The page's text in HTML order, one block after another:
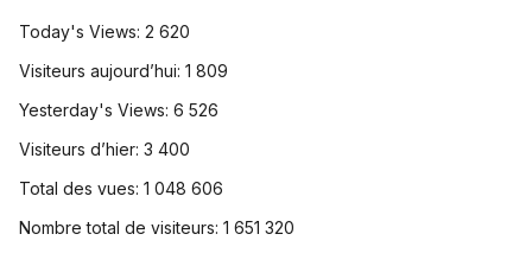
Today's Views: 2 620
Visiteurs aujourd’hui: 1 809
Yesterday's Views: 6 526
Visiteurs d’hier: 3 400
Total des vues: 1 048 606
Nombre total de visiteurs: 1 651 320